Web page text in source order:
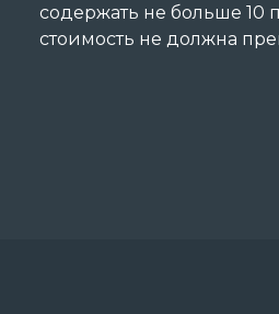
содержать не больше 10
стоимость не должна